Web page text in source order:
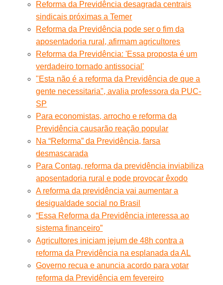
Reforma da Previdência desagrada centrais
sindicais próximas a Temer
Reforma da Previdência pode ser o fim da
aposentadoria rural, afirmam agricultores
Reforma da Previdência: 'Essa proposta é um
verdadeiro tornado antissocial'
"Esta não é a reforma da Previdência de que a
gente necessitaria", avalia professora da PUC-
SP
Para economistas, arrocho e reforma da
Previdência causarão reação popular
Na “Reforma” da Previdência, farsa
desmascarada
Para Contag, reforma da previdência inviabiliza
aposentadoria rural e pode provocar êxodo
A reforma da previdência vai aumentar a
desigualdade social no Brasil
“Essa Reforma da Previdência interessa ao
sistema financeiro”
Agricultores iniciam jejum de 48h contra a
reforma da Previdência na esplanada da AL
Governo recua e anuncia acordo para votar
reforma da Previdência em fevereiro